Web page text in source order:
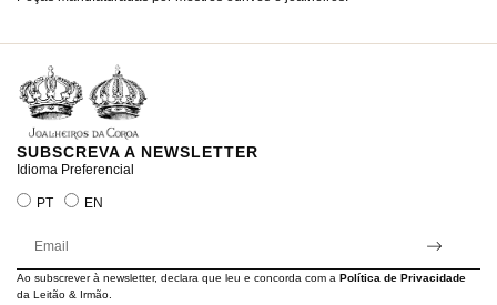
SUBSCREVA A NEWSLETTER
Idioma Preferencial
PT EN
Ao subscrever à newsletter, declara que leu e concorda com a Política de Privacidade
da Leitão & Irmão.